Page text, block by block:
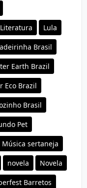
Literatura Lula
Brasil
Earth Brazil
Eco Brazil
Brasil
Pet
Música sertaneja
novela Novela
Barretos